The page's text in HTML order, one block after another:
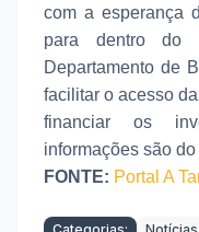
com a esperança
para dentro do
Departamento de
facilitar o acesso
financiar os
informações são
FONTE: Portal A